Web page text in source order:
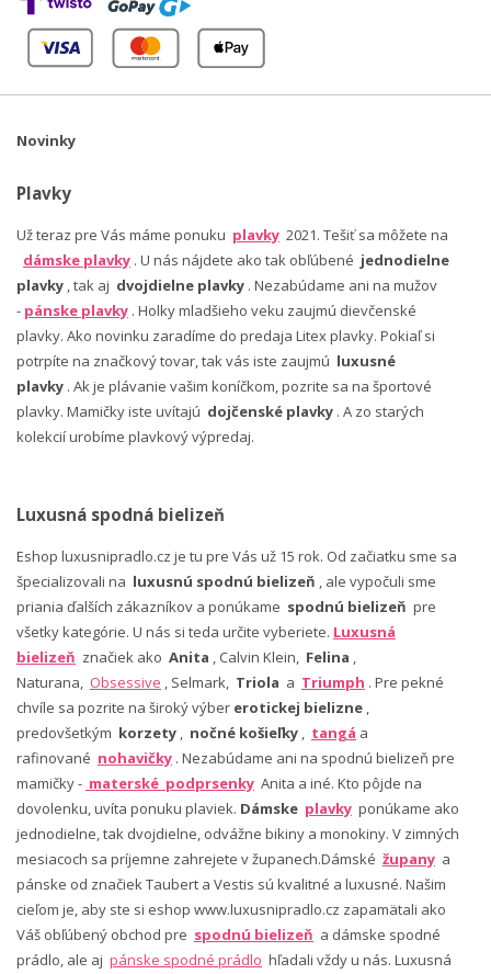
Novinky
Plavky
Už teraz pre Vás máme ponuku plavky 2021. Tešiť sa môžete na
dámske plavky . U nás nájdete ako tak obľúbené jednodielne
plavky , tak aj dvojdielne plavky . Nezabúdame ani na mužov
- pánske plavky . Holky mladšieho veku zaujmú dievčenské
plavky. Ako novinku zaradíme do predaja Litex plavky. Pokiaľ si
potrpíte na značkový tovar, tak vás iste zaujmú luxusné
plavky . Ak je plávanie vašim koníčkom, pozrite sa na športové
plavky. Mamičky iste uvítajú dojčenské plavky . A zo starých
kolekcií urobíme plavkový výpredaj.
Luxusná spodná bielizeň
Eshop luxusnipradlo.cz je tu pre Vás už 15 rok. Od začiatku sme sa
špecializovali na luxusnú spodnú bielizeň , ale vypočuli sme
priania ďalších zákazníkov a ponúkame spodnú bielizeň pre
všetky kategórie. U nás si teda určite vyberiete. Luxusná
bielizeň značiek ako Anita , Calvin Klein, Felina ,
Naturana, Obsessive , Selmark, Triola a Triumph . Pre pekné
chvíle sa pozrite na široký výber erotickej bielizne ,
predovšetkým korzety , nočné košieľky , tangá a
rafinované nohavičky . Nezabúdame ani na spodnú bielizeň pre
mamičky - materské podprsenky Anita a iné. Kto pôjde na
dovolenku, uvíta ponuku plaviek. Dámske plavky ponúkame ako
jednodielne, tak dvojdielne, odvážne bikiny a monokiny. V zimných
mesiacoch sa príjemne zahrejete v županech.Dámské župany a
pánske od značiek Taubert a Vestis sú kvalitné a luxusné. Našim
cieľom je, aby ste si eshop www.luxusnipradlo.cz zapamätali ako
Váš obľúbený obchod pre spodnú bielizeň a dámske spodné
prádlo, ale aj pánske spodné prádlo hľadali vždy u nás. Luxusná